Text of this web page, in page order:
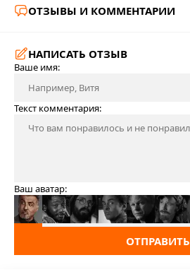
ОТЗЫВЫ И КОММЕНТАРИИ
НАПИСАТЬ ОТЗЫВ
Ваше имя:
Текст комментария:
Ваш аватар:
ОТПРАВИТЬ